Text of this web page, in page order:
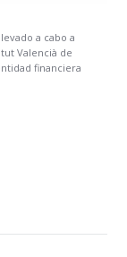
a cabo a
Valencià de
financiera